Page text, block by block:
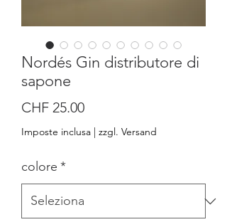
Nordés Gin distributore di
sapone
CHF 25.00Prezzo
Imposte inclusa | zzgl. Versand
colore *